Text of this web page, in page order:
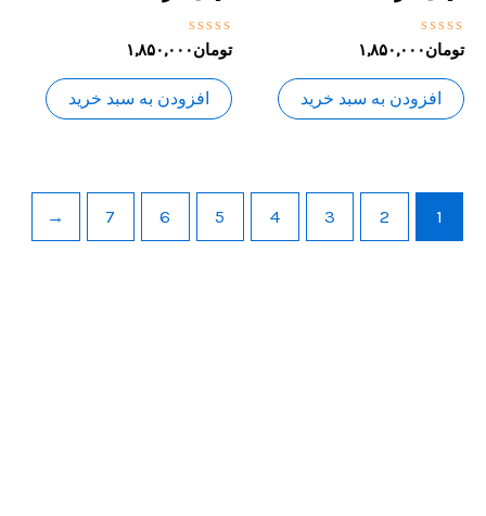
نمره
0
از
5
تومان۱,۸۵۰,۰۰۰
افزودن به سبد خرید
نمره
0
از
5
تومان۱,۸۵۰,۰۰۰
افزودن به سبد خرید
1
2
3
4
5
6
7
←